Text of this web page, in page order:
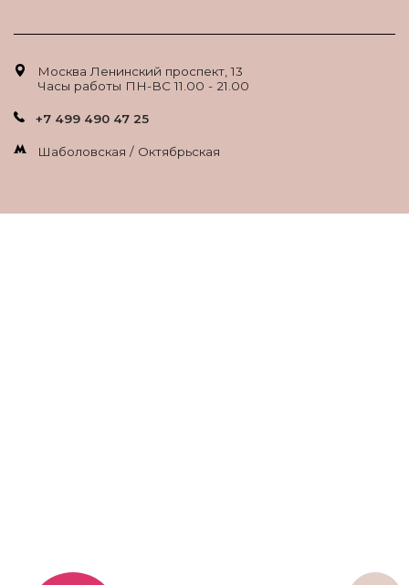
Москва Ленинский проспект, 13
Часы работы ПН-ВС 11.00 - 21.00
+7 499 490 47 25
Шаболовская / Октябрьская